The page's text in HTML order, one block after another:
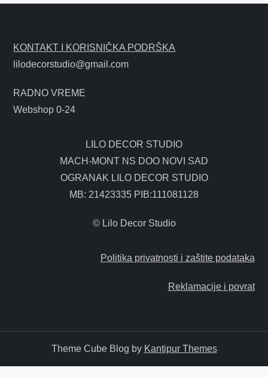
KONTAKT I KORISNIČKA PODRŠKA
lilodecorstudio@gmail.com
RADNO VREME
Webshop 0-24
LILO DECOR STUDIO
MACH-MONT NS DOO NOVI SAD
OGRANAK LILO DECOR STUDIO
MB: 21423335 PIB:111081128
© Lilo Decor Studio
Politika privatnosti i zaštite podataka
Reklamacije i povrat
Theme Cube Blog by Kantipur Themes